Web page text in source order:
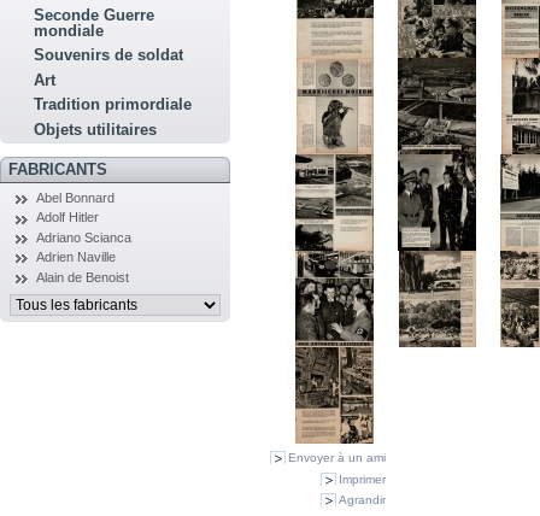
Seconde Guerre
mondiale
Souvenirs de soldat
Art
Tradition primordiale
Objets utilitaires
FABRICANTS
Abel Bonnard
Adolf Hitler
Adriano Scianca
Adrien Naville
Alain de Benoist
Envoyer à un ami
Imprimer
Agrandir